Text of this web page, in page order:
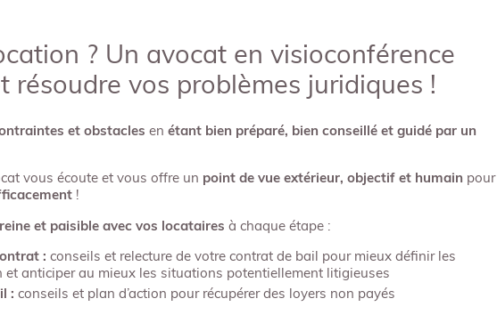
? Un avocat en visioconférence
résoudre vos problèmes juridiques !
et obstacles enétant bien préparé, bien conseillé et guidé par un
vous écoute et vous offre un point de vue extérieur, objectif et humain pour
!
et paisible avec vos locataires à chaque étape :
: conseils et relecture de votre contrat de bail pour mieux définir les
et anticiper au mieux les situations potentiellement litigieuses
: conseils et plan d’action pour récupérer des loyers non payés